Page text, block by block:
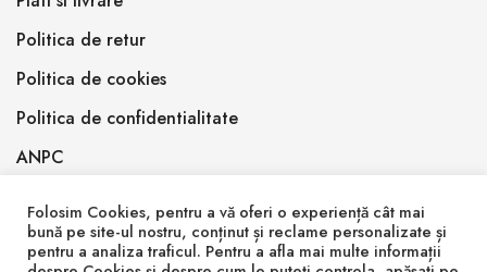
Politica de retur
Politica de cookies
Politica de confidentialitate
ANPC
Folosim Cookies, pentru a vă oferi o experiență cât mai
bună pe site-ul nostru, conținut și reclame personalizate și
pentru a analiza traficul. Pentru a afla mai multe informații